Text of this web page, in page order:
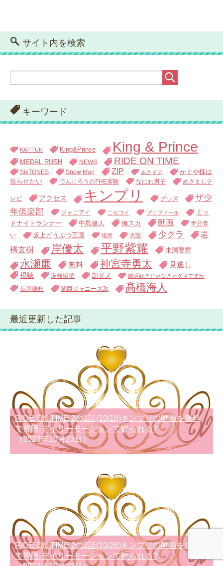
サイト内を検索
キーワード
KAT-TUN King&Prince King & Prince
MEDAL RUSH NEWS RIDE ON TIME
SixTONES Snow Man ZIP あさイチ
かぐや様は
告らせたい
でんじろうのTHE実験 なにわ男子 めざましテ
レビ アクセス キンプリ グッズ
ザ少
年俱楽部
ジャニアイ ニセコイ プロフィール
ミッ
ドナイトランナー
中島健人 俺スカ 動画
半分青
い
坂上どうぶつ王国 場所 大阪 少クラ
岩
橋玄樹
岸優太 平野紫耀 未満警察
永瀬廉 無料 神宮寺勇太
見逃し
視聴
道枝駿佑 部ダメ 部活好きじゃなきゃダメですか
長尾謙杜 関西ジャニーズJr. 髙橋海人
最近更新した記事
RIDE ON TIME 2の1話(10/18)キンプリの動画を無料
で視聴-デイリーモーションで観られる?
（2023年10月23日）
RIDE ON TIME 2の2話(10/26)キンプリの動画を無料
で視聴-デイリーモーションで観られる?